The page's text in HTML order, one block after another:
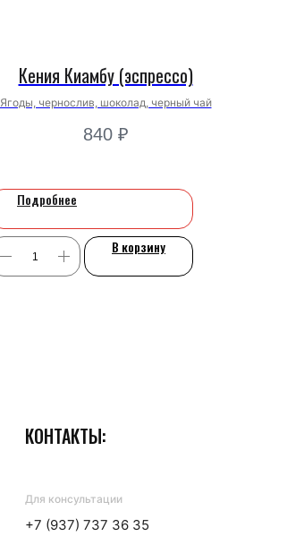
Кения Киамбу (эспрессо)
Ягоды, чернослив, шоколад, черный чай
840 ₽
Подробнее
В корзину
КОНТАКТЫ:
Для консультации
+7 (937) 737 36 35